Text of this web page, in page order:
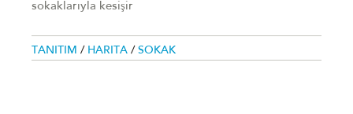
sokaklarıyla kesişir
TANITIM / HARITA / SOKAK